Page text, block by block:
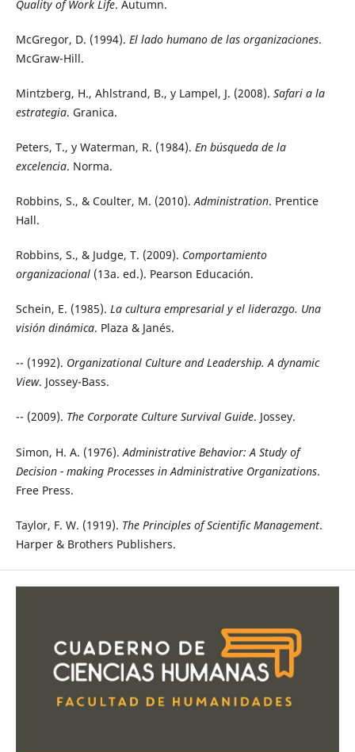
Quality of Work Life. Autumn.
McGregor, D. (1994). El lado humano de las organizaciones.
McGraw-Hill.
Mintzberg, H., Ahlstrand, B., y Lampel, J. (2008). Safari a la
estrategia. Granica.
Peters, T., y Waterman, R. (1984). En búsqueda de la
excelencia. Norma.
Robbins, S., & Coulter, M. (2010).Administration. Prentice
Hall.
Robbins, S., & Judge, T. (2009). Comportamiento
organizacional(13a. ed.). Pearson Educación.
Schein, E. (1985). La cultura empresarial y el liderazgo. Una
visión dinámica. Plaza & Janés.
-- (1992). Organizational Culture and Leadership. A dynamic
View. Jossey-Bass.
-- (2009). The Corporate Culture Survival Guide. Jossey.
Simon, H. A. (1976). Administrative Behavior: A Study of
Decision - making Processes in Administrative Organizations.
Free Press.
Taylor, F. W. (1919). The Principles of Scientific Management.
Harper & Brothers Publishers.